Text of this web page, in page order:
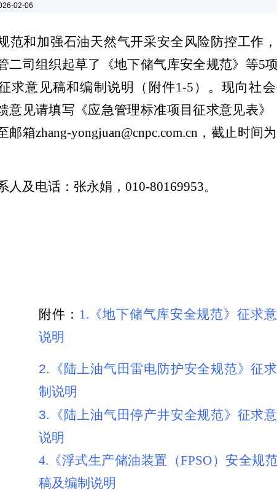
02-06
范和加强石油天然气开采安全风险防控工作
二司组织起草了《地下储气库安全规范》等5
求意见稿和编制说明（附件1-5）。现向社
意见请填写《应急管理标准项目征求意见表》
邮箱zhang-yongjuan@cnpc.com.cn，截止时间
人及电话：张永娟， 010-80169953。
附件： 1.《地下储气库安全规范》征求
说明
2.
《陆上油气田雷电防护安全规范》征
制说明
3.
《陆上油气田停产井安全规范》征求
说明
4.《浮式生产储油装置（FPSO）安全规
稿及编制说明